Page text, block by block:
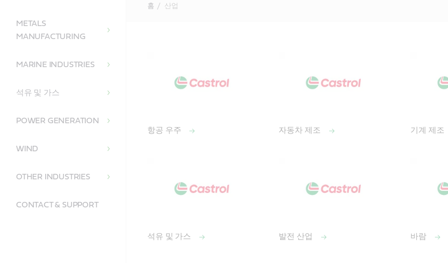
METALS
MANUFACTURING
MARINE INDUSTRIES
석유 및 가스
POWER GENERATION
WIND
OTHER INDUSTRIES
CONTACT & SUPPORT
홈 산업
항공 우주 자동차 제조 기계 제조
석유 및 가스 발전 산업 바람